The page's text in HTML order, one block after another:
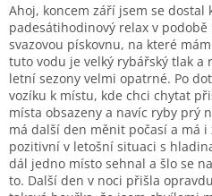
Ahoj, koncem září jsem se dostal
padesátihodinový relax v
svazovou pískovnu, na které
tuto vodu je velký rybářský tlak a
letní sezony velmi opatrné. Po
vozíku k místu, kde chci chytat
místa obsazeny a navíc ryby prý
má další den měnit počasí a má
pozitivní v letošní situaci s
dál jedno místo sehnal a šlo se
to. Další den v noci přišla